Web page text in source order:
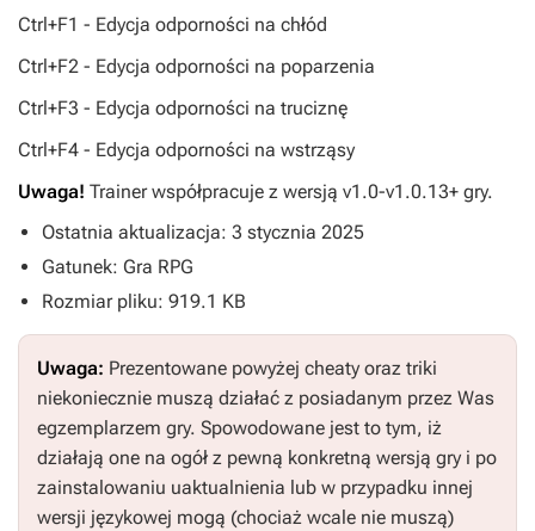
Ctrl+F1 - Edycja odporności na chłód
Ctrl+F2 - Edycja odporności na poparzenia
Ctrl+F3 - Edycja odporności na truciznę
Ctrl+F4 - Edycja odporności na wstrząsy
Uwaga! Trainer współpracuje z wersją v1.0-v1.0.13+ gry.
Ostatnia aktualizacja: 3 stycznia 2025
Gatunek: Gra RPG
Rozmiar pliku: 919.1 KB
Uwaga: Prezentowane powyżej cheaty oraz triki
niekoniecznie muszą działać z posiadanym przez Was
egzemplarzem gry. Spowodowane jest to tym, iż
działają one na ogół z pewną konkretną wersją gry i po
zainstalowaniu uaktualnienia lub w przypadku innej
wersji językowej mogą (chociaż wcale nie muszą)